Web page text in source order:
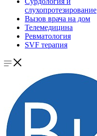
слухопротезирование
Вызов врача на дом
Телемедицина
Ревматология
SVF терапия